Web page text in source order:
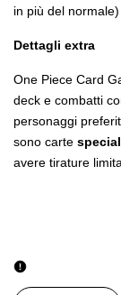
in più del normale)
Dettagli extra
One Piece Card
deck e combatti
personaggi
sono carte
avere tirature